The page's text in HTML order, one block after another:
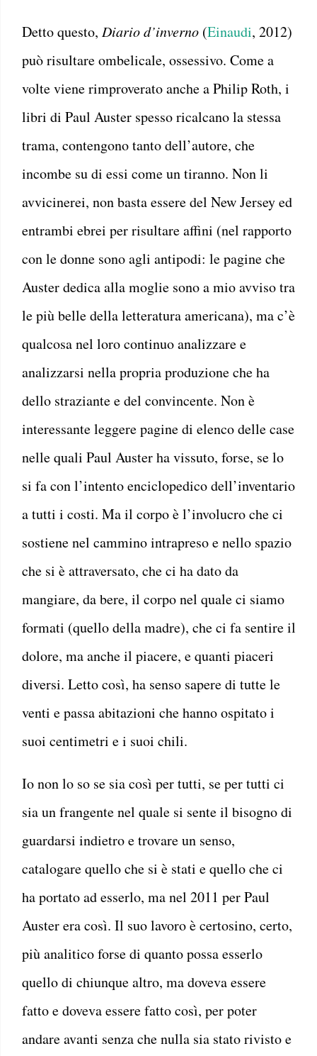
Detto questo, Diario d’inverno (Einaudi, 2012)
può risultare ombelicale, ossessivo. Come a
volte viene rimproverato anche a Philip Roth, i
libri di Paul Auster spesso ricalcano la stessa
trama, contengono tanto dell’autore, che
incombe su di essi come un tiranno. Non li
avvicinerei, non basta essere del New Jersey ed
entrambi ebrei per risultare affini (nel rapporto
con le donne sono agli antipodi: le pagine che
Auster dedica alla moglie sono a mio avviso tra
le più belle della letteratura americana), ma c’è
qualcosa nel loro continuo analizzare e
analizzarsi nella propria produzione che ha
dello straziante e del convincente. Non è
interessante leggere pagine di elenco delle case
nelle quali Paul Auster ha vissuto, forse, se lo
si fa con l’intento enciclopedico dell’inventario
a tutti i costi. Ma il corpo è l’involucro che ci
sostiene nel cammino intrapreso e nello spazio
che si è attraversato, che ci ha dato da
mangiare, da bere, il corpo nel quale ci siamo
formati (quello della madre), che ci fa sentire il
dolore, ma anche il piacere, e quanti piaceri
diversi. Letto così, ha senso sapere di tutte le
venti e passa abitazioni che hanno ospitato i
suoi centimetri e i suoi chili.
Io non lo so se sia così per tutti, se per tutti ci
sia un frangente nel quale si sente il bisogno di
guardarsi indietro e trovare un senso,
catalogare quello che si è stati e quello che ci
ha portato ad esserlo, ma nel 2011 per Paul
Auster era così. Il suo lavoro è certosino, certo,
più analitico forse di quanto possa esserlo
quello di chiunque altro, ma doveva essere
fatto e doveva essere fatto così, per poter
andare avanti senza che nulla sia stato rivisto e